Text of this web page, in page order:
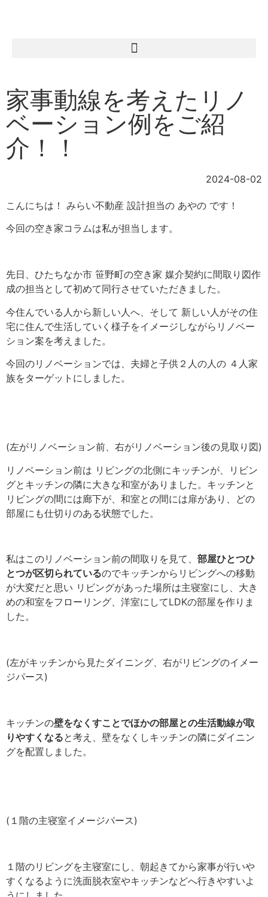
家事動線を考えたリノ
ベーション例をご紹
介！！
2024-08-02
こんにちは！ みらい不動産 設計担当の あやの です！
今回の空き家コラムは私が担当します。
先日、ひたちなか市 笹野町の空き家 媒介契約に間取り図作
成の担当として初めて同行させていただきました。
今住んでいる人から新しい人へ、そして 新しい人がその住
宅に住んで生活していく様子をイメージしながらリノベー
ション案を考えました。
今回のリノベーションでは、夫婦と子供２人の人の ４人家
族をターゲットにしました。
(左がリノベーション前、右がリノベーション後の見取り図)
リノベーション前は リビングの北側にキッチンが、リビン
グとキッチンの隣に大きな和室がありました。キッチンと
リビングの間には廊下が、和室との間には扉があり、どの
部屋にも仕切りのある状態でした。
私はこのリノベーション前の間取りを見て、 部屋ひとつひ
とつが区切られているのでキッチンからリビングへの移動
が大変だと思い リビングがあった場所は主寝室にし、大き
めの和室をフローリング、洋室にしてLDKの部屋を作りま
した。
(左がキッチンから見たダイニング、右がリビングのイメー
ジパース)
キッチンの壁をなくすことでほかの部屋との生活動線が取
りやすくなると考え、壁をなくしキッチンの隣にダイニン
グを配置しました。
(１階の主寝室イメージパース)
１階のリビングを主寝室にし、朝起きてから家事が行いや
すくなるように洗面脱衣室やキッチンなどへ行きやすいよ